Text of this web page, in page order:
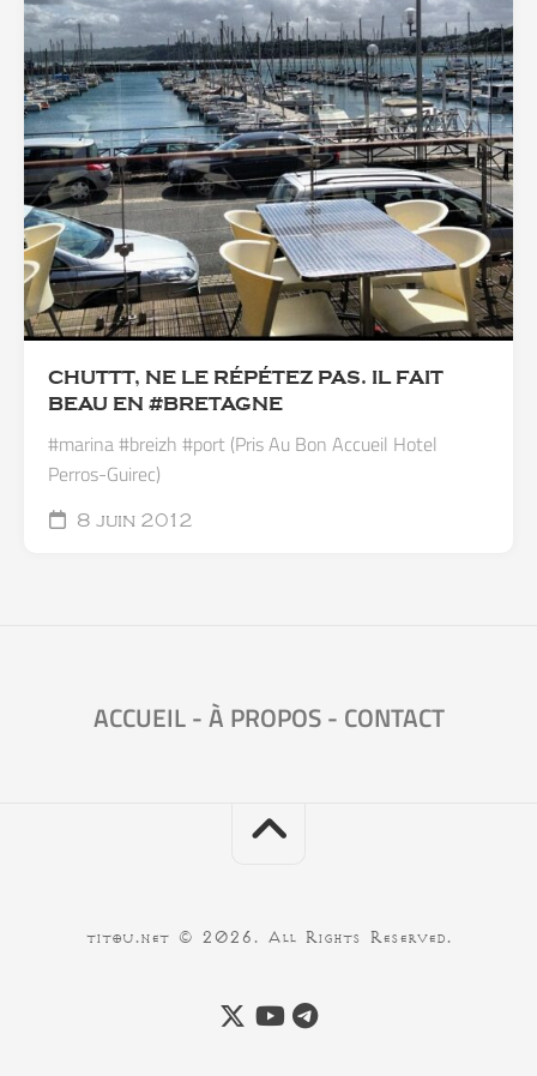
CHUTTT, NE LE RÉPÉTEZ PAS. IL FAIT
BEAU EN #BRETAGNE
#marina #breizh #port (Pris Au Bon Accueil Hotel
Perros-Guirec)
8 juin 2012
ACCUEIL-À PROPOS- CONTACT
titou.net © 2026. All Rights Reserved.